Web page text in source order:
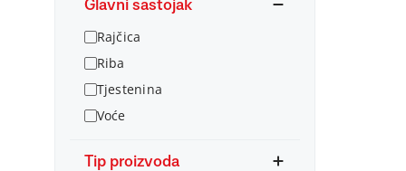
Glavni sastojak
Rajčica
Riba
Tjestenina
Voće
Tip proizvoda